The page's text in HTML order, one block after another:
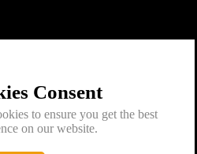
Consent
to ensure you get the best
on our website.